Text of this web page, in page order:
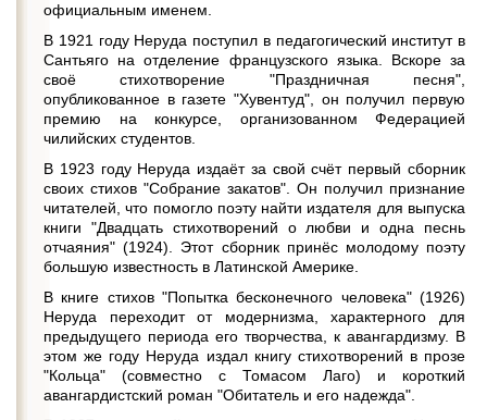
официальным именем.
В 1921 году Неруда поступил в педагогический институт в
Сантьяго на отделение французского языка. Вскоре за
своё стихотворение "Праздничная песня",
опубликованное в газете "Хувентуд", он получил первую
премию на конкурсе, организованном Федерацией
чилийских студентов.
В 1923 году Неруда издаёт за свой счёт первый сборник
своих стихов "Собрание закатов". Он получил признание
читателей, что помогло поэту найти издателя для выпуска
книги "Двадцать стихотворений о любви и одна песнь
отчаяния" (1924). Этот сборник принёс молодому поэту
большую известность в Латинской Америке.
В книге стихов "Попытка бесконечного человека" (1926)
Неруда переходит от модернизма, характерного для
предыдущего периода его творчества, к авангардизму. В
этом же году Неруда издал книгу стихотворений в прозе
"Кольца" (совместно с Томасом Лаго) и короткий
авангардистский роман "Обитатель и его надежда".